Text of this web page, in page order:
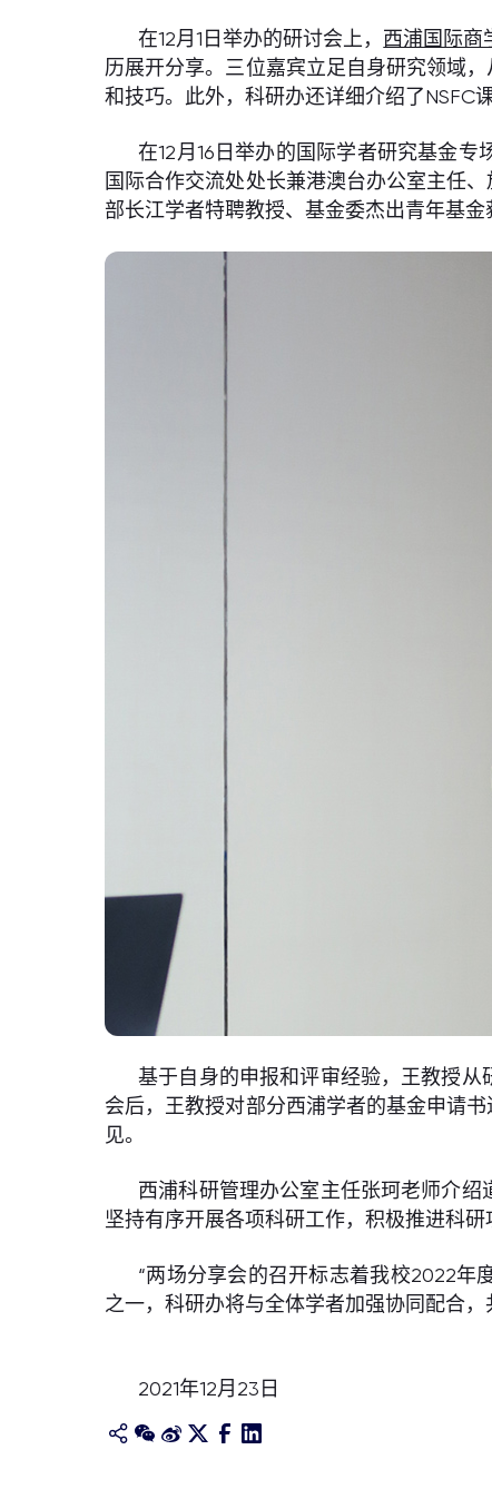
在12月1日举办的研讨会上， 西浦国际商
历展开分享。三位嘉宾立足自身研究领域
和技巧。此外，科研办还详细介绍了NSFC
在12月16日举办的国际学者研究基金
国际合作交流处处长兼港澳台办公室主任
部长江学者特聘教授、基金委杰出青年基金
基于自身的申报和评审经验，王教授从
会后，王教授对部分西浦学者的基金申请
见。
西浦科研管理办公室主任张珂老师介
坚持有序开展各项科研工作，积极推进科研
“两场分享会的召开标志着我校2022年
之一，科研办将与全体学者加强协同配合
2021年12月23日